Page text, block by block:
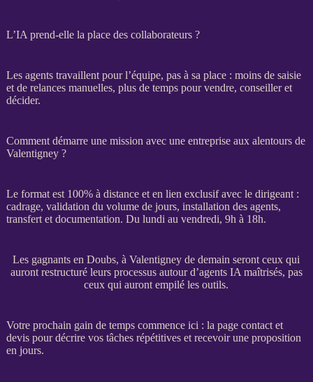
L’IA prend-elle la place des collaborateurs ?
Les agentstravaillent pour l’équipe, pas à sa place : moins de saisie
et de relancesmanuelles, plus de temps pour vendre, conseiller et
décider.
Comment démarre une mission avec une entreprise aux alentours de
Valentigney ?
Le format est 100% à distance et en lien exclusif avec le dirigeant :
cadrage, validation du volume de jours, installation des agents,
transfertet documentation. Du lundi au vendredi, 9h à 18h.
Les gagnants en Doubs, à Valentigney de demain seront ceux qui
auront restructuré leurs processus autour d’agents IA maîtrisés, pas
ceux qui auront empilé les outils.
Votre prochain gain de temps commence ici : la page contact et
devispour décrire vos tâches répétitives et recevoir une proposition
en jours.